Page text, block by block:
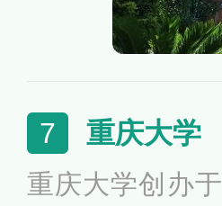
7 重庆大学
重庆大学创办